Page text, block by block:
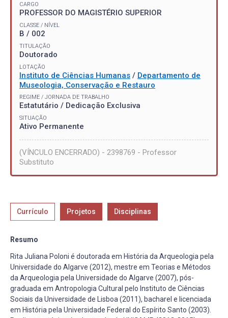
CARGO
PROFESSOR DO MAGISTÉRIO SUPERIOR
CLASSE / NÍVEL
B / 002
TITULAÇÃO
Doutorado
LOTAÇÃO
Instituto de Ciências Humanas / Departamento de
Museologia, Conservação e Restauro
REGIME / JORNADA DE TRABALHO
Estatutário / Dedicação Exclusiva
SITUAÇÃO
Ativo Permanente
(VÍNCULO ENCERRADO) - 2398769 - Professor
Substituto
Currículo Projetos Disciplinas
Resumo
Rita Juliana Poloni é doutorada em História da Arqueologia pela
Universidade do Algarve (2012), mestre em Teorias e Métodos
da Arqueologia pela Universidade do Algarve (2007), pós-
graduada em Antropologia Cultural pelo Instituto de Ciências
Sociais da Universidade de Lisboa (2011), bacharel e licenciada
em História pela Universidade Federal do Espírito Santo (2003).